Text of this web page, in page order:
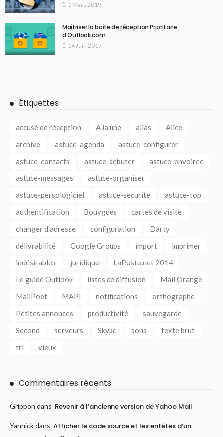
1 Mars 2019
Maîtriser la boîte de réception Prioritaire
d’Outlook.com
14 Juin 2017
Étiquettes
accusé de réception A la une alias
Alice
archive
astuce-agenda
astuce-configurer
astuce-contacts
astuce-debuter
astuce-envoirec
astuce-messages
astuce-organiser
astuce-persologiciel
astuce-securite
astuce-top
authentification
Bouygues
cartes de visite
changer d'adresse
configuration
Darty
délivrabilité
Google Groups import
imprimer
indésirables
juridique
LaPoste.net 2014
Le guide Outlook
listes de diffusion
Mail Orange
MailPoet
MAPI notifications
orthographe
Petites annonces
productivité
sauvegarde
Second
serveurs Skype sons
texte brut
tri
vieux
Commentaires récents
Grippon dans Revenir à l’ancienne version de Yahoo Mail
Yannickdans Afficher le code source et les entêtes d’un